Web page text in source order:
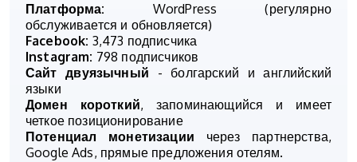
Платформа: WordPress (регулярно
обслуживается и обновляется)
Facebook: 3,473 подписчика
Instagram: 798 подписчиков
Сайт двуязычный - болгарский и английский
языки
Домен короткий, запоминающийся и имеет
четкое позиционирование
Потенциал монетизации через партнерства,
Google Ads, прямые предложения отелям.